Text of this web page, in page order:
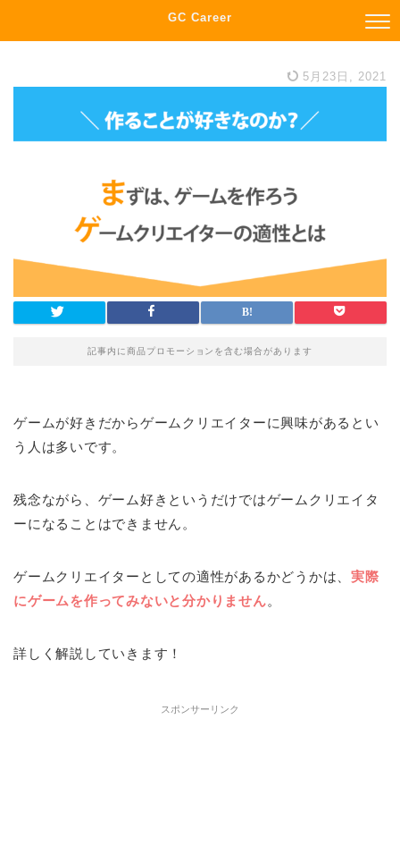
GC Career
5月23日, 2021
記事内に商品プロモーションを含む場合があります
ゲームが好きだからゲームクリエイターに興味があるとい
う人は多いです。
残念ながら、ゲーム好きというだけではゲームクリエイタ
ーになることはできません。
ゲームクリエイターとしての適性があるかどうかは、実際
にゲームを作ってみないと分かりません。
詳しく解説していきます！
スポンサーリンク